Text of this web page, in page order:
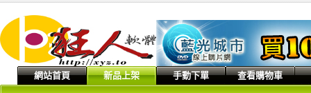
網站首頁 新品上架 手動下單 查看購物車